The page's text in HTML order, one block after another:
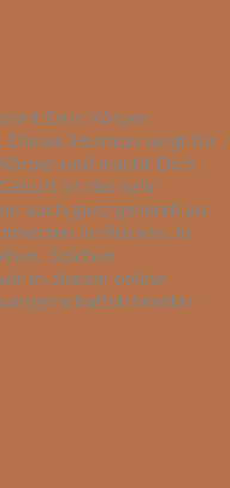
Dein Körper
Dieses Hormon sorgt für
und macht Dich
ist das sehr
auch ganz generell an
im Rücken, in
Solchen
in diesem online